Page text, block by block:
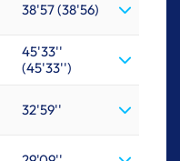
38'57 (38'56)
45'33''
(45'33'')
32'59''